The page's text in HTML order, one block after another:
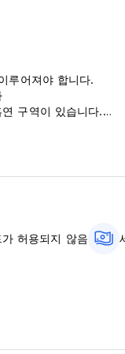
루어져야 합니다.
구역이 있습니다.
허용되지 않음